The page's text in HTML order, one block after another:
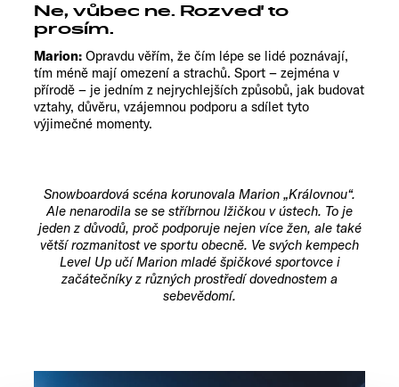
Ne, vůbec ne. Rozveď to
prosím.
Marion: Opravdu věřím, že čím lépe se lidé poznávají,
tím méně mají omezení a strachů. Sport – zejména v
přírodě – je jedním z nejrychlejších způsobů, jak budovat
vztahy, důvěru, vzájemnou podporu a sdílet tyto
výjimečné momenty.
Snowboardová scéna korunovala Marion „Královnou“.
Ale nenarodila se se stříbrnou lžičkou v ústech. To je
jeden z důvodů, proč podporuje nejen více žen, ale také
větší rozmanitost ve sportu obecně. Ve svých kempech
Level Up učí Marion mladé špičkové sportovce i
začátečníky z různých prostředí dovednostem a
sebevědomí.